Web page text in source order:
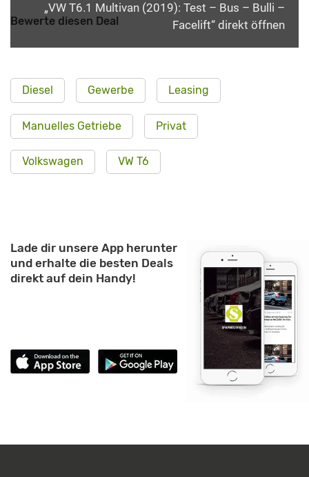
„VW T6.1 Multivan (2019): Test – Bus – Bulli –
Facelift“ direkt öffnen
Bewerte diesen Deal
Diesel Gewerbe Leasing
Manuelles Getriebe Privat
Volkswagen VW T6
Lade dir unsere App herunter
und erhalte die besten Deals
direkt auf dein Handy!